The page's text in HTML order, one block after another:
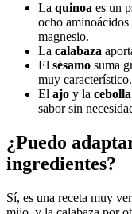
La quinoa es un
ocho
magnesio.
La calabaza
El sésamo suma
muy característico.
El ajo y la cebolla
sabor sin
¿Puedo
ingredientes?
Sí, es una receta muy